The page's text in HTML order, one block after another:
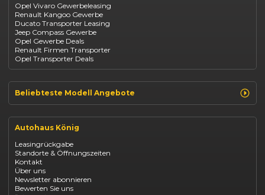
Jeep
Suzuki
BYD
Kia
Mazda
Citroën
Abarth
Fiat Professional
Opel Vivaro Gewerbeleasing
Renault Kangoo Gewerbe
Ducato Transporter Leasing
Jeep Compass Gewerbe
Opel Gewerbe Deals
Renault Firmen Transporter
Opel Transporter Deals
Beliebteste Modell Angebote
Renault Arkana Leasing
Renault Captur Leasing
Opel Astra leasen
Opel Mokka kaufen
Opel Grandland finanzieren
Opel Vivaro Gewerbeleasing
Fiat 500 finanzieren
Fiat Panda leasen
Autohaus König
Leasingrückgabe
Standorte & Öffnungszeiten
Kontakt
Über uns
Newsletter abonnieren
Bewerten Sie uns